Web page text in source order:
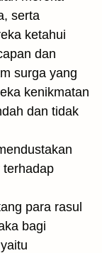
serta
ketahui
dan
surga yang
kenikmatan
dan tidak
terhadap
para rasul
bagi